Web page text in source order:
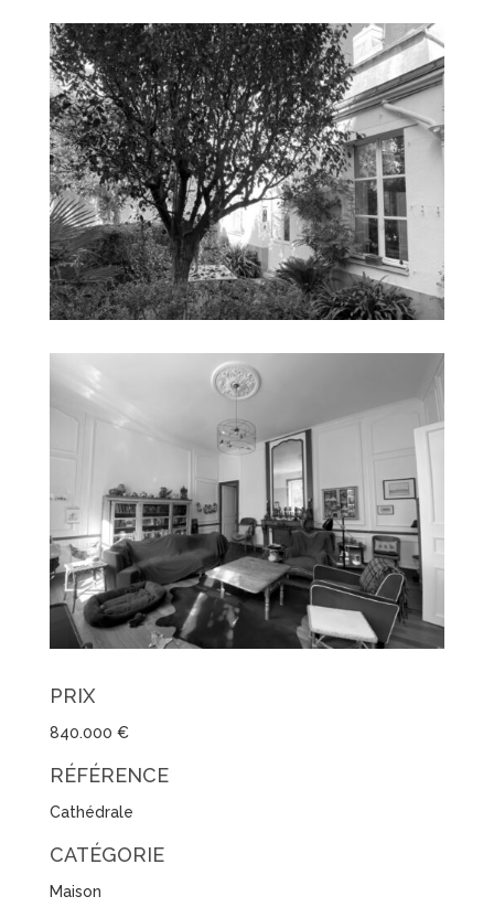
PRIX
840.000 €
RÉFÉRENCE
Cathédrale
CATÉGORIE
Maison